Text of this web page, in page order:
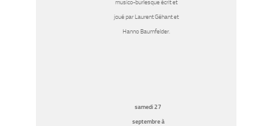
musico-burlesque écrit et
joué par Laurent Géhant et
Hanno Baumfelder.
samedi 27
septembre à